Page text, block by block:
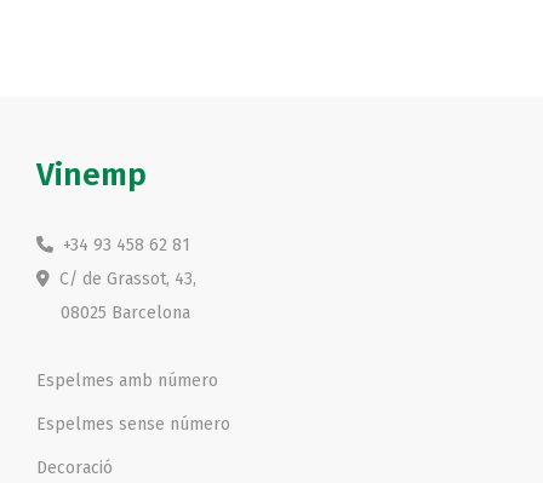
Vinemp
+34 93 458 62 81
C/ de Grassot, 43,
08025 Barcelona
Espelmes amb número
Espelmes sense número
Decoració